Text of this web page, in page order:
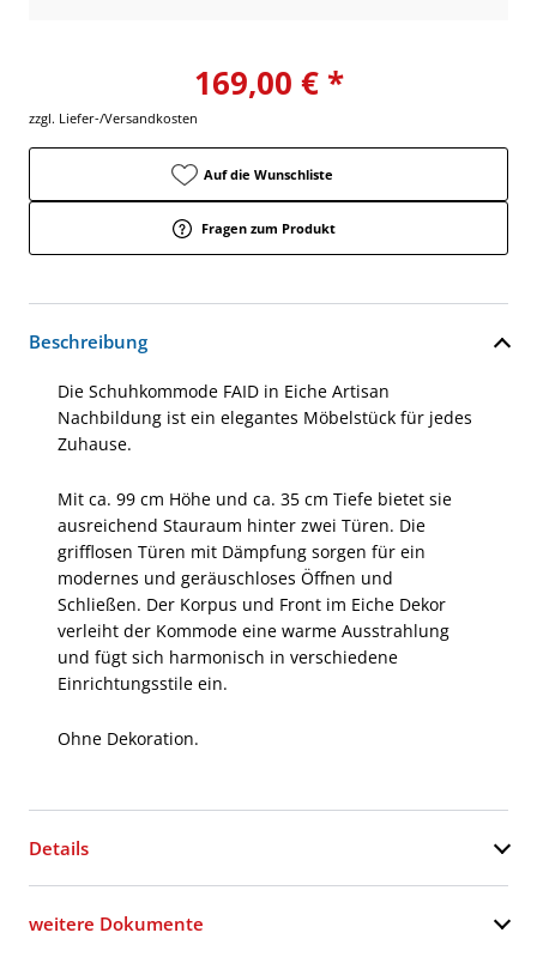
169,00 € *
zzgl. Liefer-/Versandkosten
Auf die Wunschliste
Fragen zum Produkt
Beschreibung
Die Schuhkommode FAID in Eiche Artisan
Nachbildung ist ein elegantes Möbelstück für jedes
Zuhause.
Mit ca. 99 cm Höhe und ca. 35 cm Tiefe bietet sie
ausreichend Stauraum hinter zwei Türen. Die
grifflosen Türen mit Dämpfung sorgen für ein
modernes und geräuschloses Öffnen und
Schließen. Der Korpus und Front im Eiche Dekor
verleiht der Kommode eine warme Ausstrahlung
und fügt sich harmonisch in verschiedene
Einrichtungsstile ein.
Ohne Dekoration.
Details
weitere Dokumente